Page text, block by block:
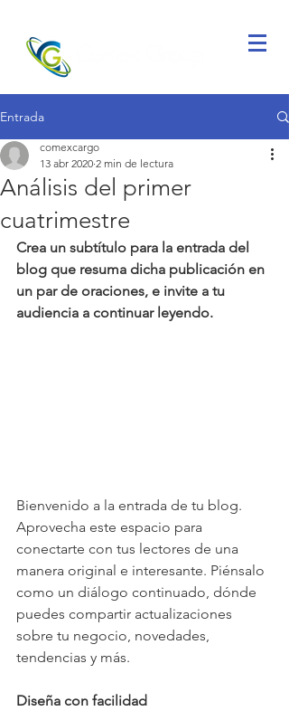
Entrada
Análisis del primer
cuatrimestre
comexcargo
13 abr 2020 2 min de lectura
Crea un subtítulo para la entrada del
blog que resuma dicha publicación en
un par de oraciones, e invite a tu
audiencia a continuar leyendo.
Bienvenido a la entrada de tu blog.
Aprovecha este espacio para
conectarte con tus lectores de una
manera original e interesante. Piénsalo
como un diálogo continuado, dónde
puedes compartir actualizaciones
sobre tu negocio, novedades,
tendencias y más.
Diseña con facilidad